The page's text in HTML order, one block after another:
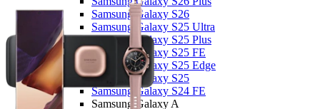
Samsung Galaxy S26
Samsung Galaxy S25 Ultra
Samsung Galaxy S25 Plus
Samsung Galaxy S25 FE
Samsung Galaxy S25 Edge
Samsung Galaxy S25
Samsung Galaxy S24 FE
Samsung Galaxy A